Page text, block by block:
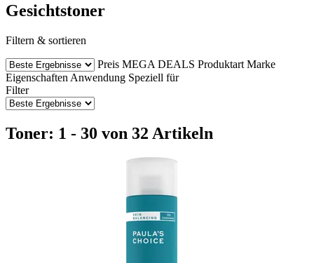
Gesichtstoner
Filtern & sortieren
Preis MEGA DEALS Produktart Marke
Eigenschaften Anwendung Speziell für
Filter
Toner: 1 - 30 von 32 Artikeln